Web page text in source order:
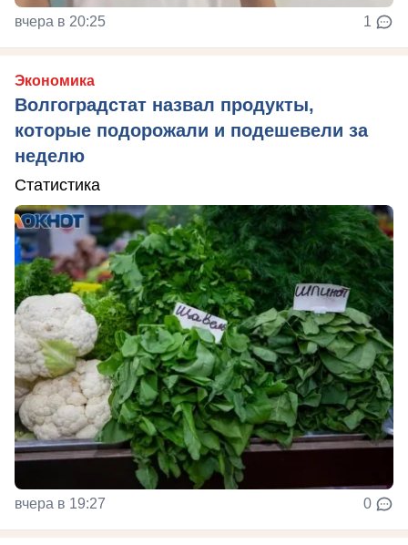
вчера в 20:25 1
Экономика
Волгоградстат назвал продукты,
которые подорожали и подешевели за
неделю
Статистика
вчера в 19:27 0